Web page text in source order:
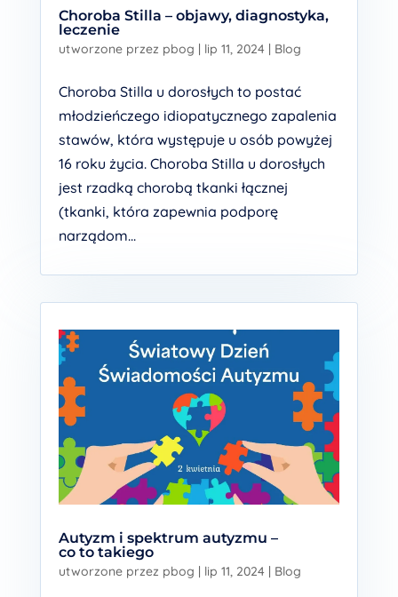
Choroba Stilla – objawy, diagnostyka,
leczenie
utworzone przez pbog | lip 11, 2024| Blog
Choroba Stilla u dorosłych to postać
młodzieńczego idiopatycznego zapalenia
stawów, która występuje u osób powyżej
16 roku życia. Choroba Stilla u dorosłych
jest rzadką chorobą tkanki łącznej
(tkanki, która zapewnia podporę
narządom...
Autyzm i spektrum autyzmu –
co to takiego
utworzone przez pbog lip 11, 2024| Blog